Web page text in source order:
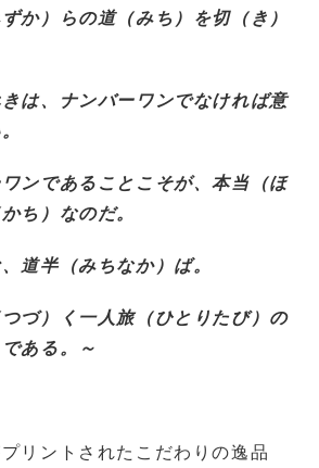
か）らの道（みち）を切（き）
は、ナンバーワンでなければ意
ンであることこそが、本当（ほ
ち）なのだ。
道半（みちなか）ば。
づ）く一人旅（ひとりたび）の
ある。～
リントされたこだわりの逸品